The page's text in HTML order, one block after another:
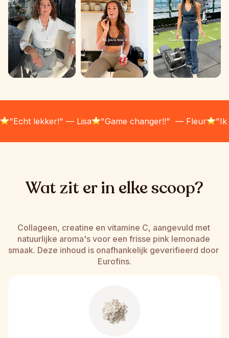
"Echt lekker!" — Lisa "Game changer!!"  — Fleur "Ik
Wat zit er in elke scoop?
Collageen, creatine en vitamine C, aangevuld met
natuurlijke aroma's voor een frisse pink lemonade
smaak. Deze inhoud is onafhankelijk geverifieerd door
Eurofins.